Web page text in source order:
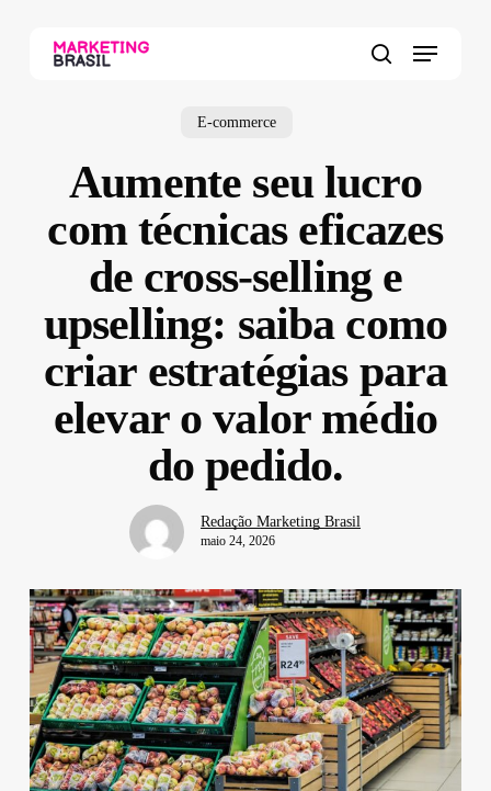
Menu
E-commerce
Aumente seu lucro
com técnicas eficazes
de cross-selling e
upselling: saiba como
criar estratégias para
elevar o valor médio
do pedido.
Redação Marketing Brasil
maio 24, 2026